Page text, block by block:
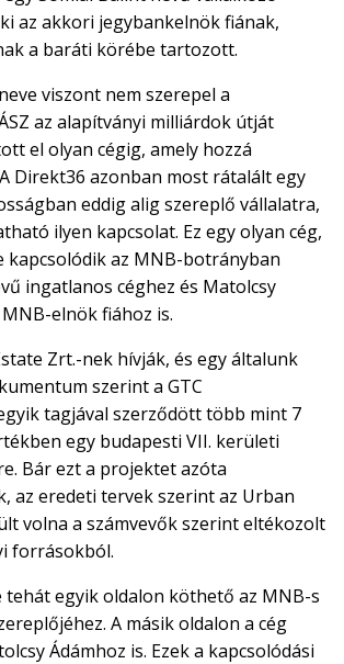
az akkori jegybankelnök fiának,
a baráti körébe tartozott.
viszont nem szerepel a
az alapítványi milliárdok útját
el olyan cégig, amely hozzá
Direkt36 azonban most rátalált egy
eddig alig szereplő vállalatra,
ilyen kapcsolat. Ez egy olyan cég,
kapcsolódik az MNB-botrányban
ingatlanos céghez és Matolcsy
elnök fiához is.
Zrt.-nek hívják, és egy általunk
szerint a GTC
tagjával szerződött több mint 7
egy budapesti VII. kerületi
Bár ezt a projektet azóta
az eredeti tervek szerint az Urban
volna a számvevők szerint eltékozolt
forrásokból.
tehát egyik oldalon köthető az MNB-s
A másik oldalon a cég
Ádámhoz is. Ezek a kapcsolódási